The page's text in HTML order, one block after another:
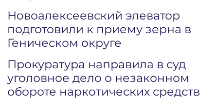
Новоалексеевский элеватор
подготовили к приему зерна в
Геническом округе
Прокуратура направила в суд
уголовное дело о незаконном
обороте наркотических средств